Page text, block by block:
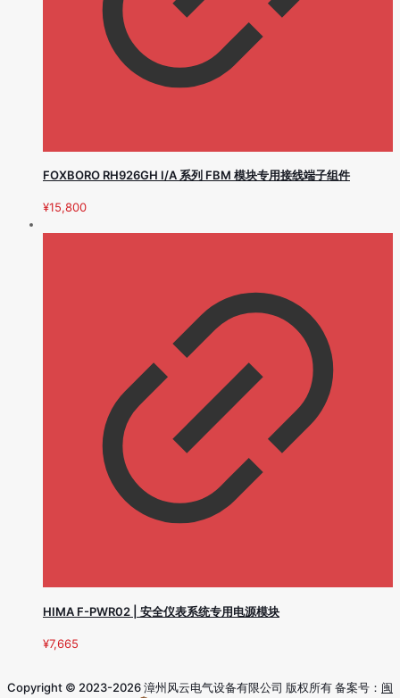
FOXBORO RH926GH I/A 系列 FBM 模块专用接线端子组件
¥15,800
HIMA F-PWR02 | 安全仪表系统专用电源模块
¥7,665
Copyright © 2023-2026 漳州风云电气设备有限公司 版权所有 备案号： 闽